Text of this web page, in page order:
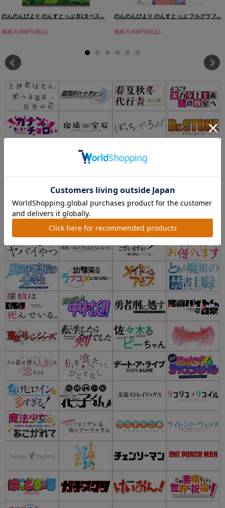
のんのんびより のんすとっぷ B1タペス...
価格:6,600円(税込)
のんのんびより のんすとっぷ フルグラフ...
価格:6,600円(税込)